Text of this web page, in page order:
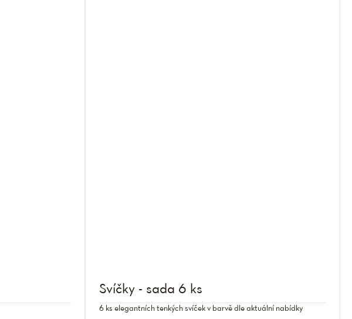
Svíčky - sada 6 ks
6 ks elegantních tenkých svíček v barvě dle aktuální nabídky